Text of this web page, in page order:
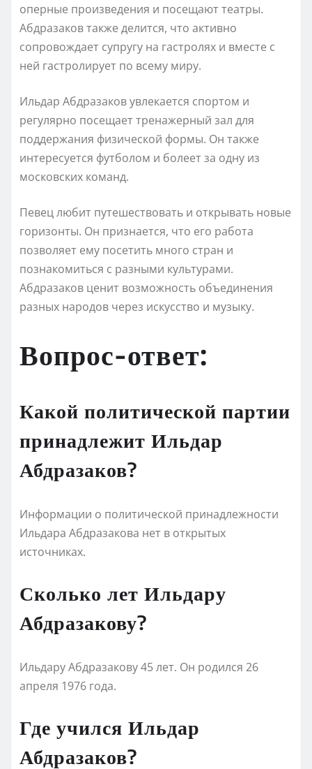
оперные произведения и посещают театры.
Абдразаков также делится, что активно
сопровождает супругу на гастролях и вместе с
ней гастролирует по всему миру.
Ильдар Абдразаков увлекается спортом и
регулярно посещает тренажерный зал для
поддержания физической формы. Он также
интересуется футболом и болеет за одну из
московских команд.
Певец любит путешествовать и открывать новые
горизонты. Он признается, что его работа
позволяет ему посетить много стран и
познакомиться с разными культурами.
Абдразаков ценит возможность объединения
разных народов через искусство и музыку.
Вопрос-ответ:
Какой политической партии
принадлежит Ильдар
Абдразаков?
Информации о политической принадлежности
Ильдара Абдразакова нет в открытых
источниках.
Сколько лет Ильдару
Абдразакову?
Ильдару Абдразакову 45 лет. Он родился 26
апреля 1976 года.
Где учился Ильдар
Абдразаков?